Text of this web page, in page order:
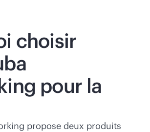
choisir
pour la
propose deux produits